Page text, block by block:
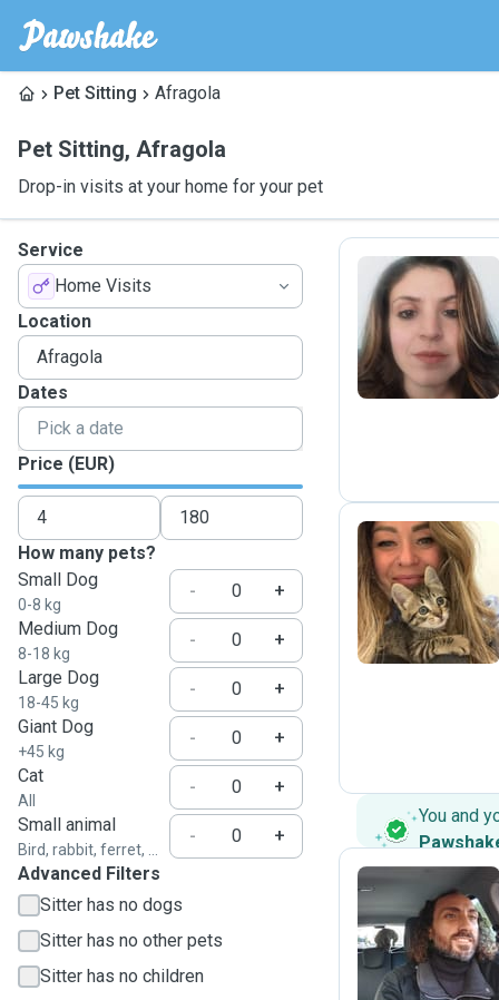
Pet Sitting Afragola
Pet Sitting, Afragola
Drop-in visits at your home for your pet
Service
Home Visits
Location
Dates
Price (EUR)
How many pets?
Small Dog
0-8 kg
-
+
Medium Dog
8-18 kg
-
+
Large Dog
18-45 kg
-
+
Giant Dog
+45 kg
-
+
Cat
All
-
+
Small animal
Bird, rabbit, ferret, ...
-
+
Advanced Filters
Sitter has no dogs
Sitter has no other pets
Sitter has no children
V
A
You and
L